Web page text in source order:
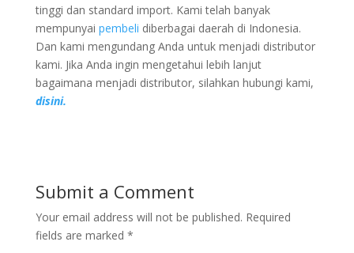
tinggi dan standard import. Kami telah banyak
mempunyai pembeli diberbagai daerah di Indonesia.
Dan kami mengundang Anda untuk menjadi distributor
kami. Jika Anda ingin mengetahui lebih lanjut
bagaimana menjadi distributor, silahkan hubungi kami,
disini.
Submit a Comment
Your email address will not be published. Required
fields are marked *